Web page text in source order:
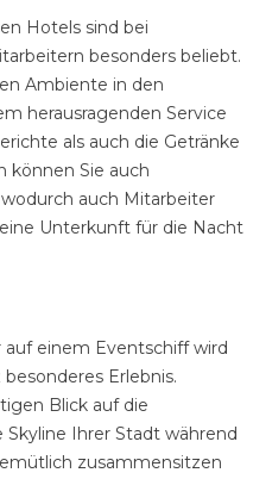
Hotels sind bei
besonders beliebt.
Ambiente in den
herausragenden Service
als auch die Getränke
können Sie auch
auch Mitarbeiter
Unterkunft für die Nacht
einem Eventschiff wird
Erlebnis.
Blick auf die
Ihrer Stadt während
zusammensitzen